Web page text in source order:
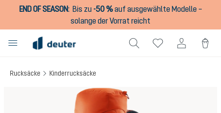
springen
END OF SEASON: Bis zu -50 %auf ausgewählte Modelle –
solange der Vorrat reicht
Rucksäcke Kinderrucksäcke
Bildergalerie überspringen